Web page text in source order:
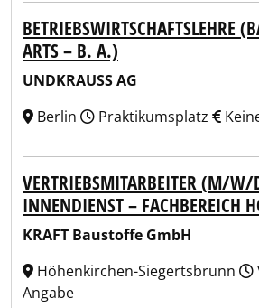
BETRIEBSWIRTSCHAFTSLEHRE
ARTS – B. A.)
UNDKRAUSS AG
Berlin
Praktikumsplatz
VERTRIEBSMITARBEITER (M/
INNENDIENST – FACHBEREICH
KRAFT Baustoffe GmbH
Höhenkirchen-Siegertsbrunn
Angabe